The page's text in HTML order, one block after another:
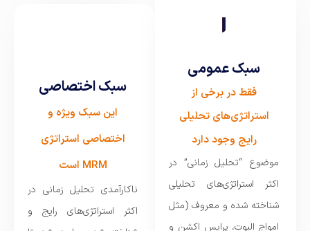
سبک اختصاصی
این سبک ویژه و
اختصاصی استراتژی
MRM است
ناکارآمدی تحلیل زمانی در
اکثر استراتژی‌های رایج و
سبک عمومی
فقط در برخی از
استراتژی‌های تحلیلی
رایج وجود دارد
موضوع “تحلیل زمانی” در
اکثر استراتژی‌های تحلیلی
شناخته شده و معروف (مثل
امواج الیوت، پرایس اکشن و